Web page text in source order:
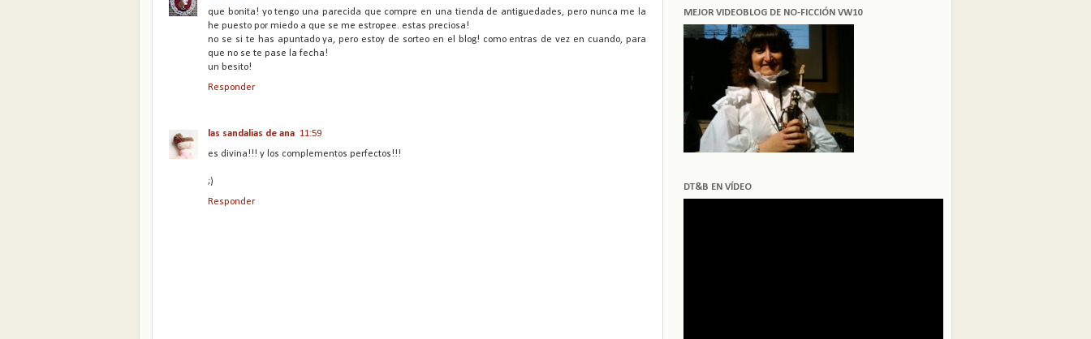
que bonita! yo tengo una parecida que compre en una tienda de antiguedades, pero nunca me la
he puesto por miedo a que se me estropee. estas preciosa!
no se si te has apuntado ya, pero estoy de sorteo en el blog! como entras de vez en cuando, para
que no se te pase la fecha!
un besito!
Responder
las sandalias de ana 11:59
es divina!!! y los complementos perfectos!!!
;)
Responder
MEJOR VIDEOBLOG DE NO-FICCIÓN VW10
DT&B EN VÍDEO